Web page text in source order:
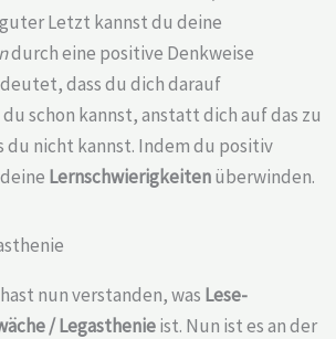
Letzt kannst du deine
durch eine positive Denkweise
dass du dich darauf
schon kannst, anstatt dich auf das zu
du nicht kannst. Indem du positiv
Lernschwierigkeitenüberwinden.
nun verstanden, was Lese-
/Legasthenieist. Nun ist es an der